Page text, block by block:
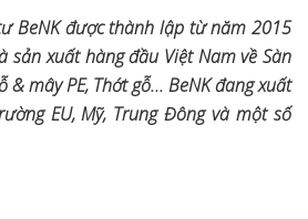
BeNK được thành lập từ năm 2015
sản xuất hàng đầu Việt Nam về Sàn
mây PE, Thớt gỗ... BeNK đang xuất
EU, Mỹ, Trung Đông và một số